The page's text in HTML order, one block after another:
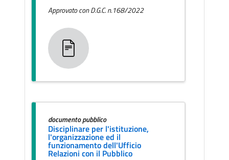
Approvato con D.G.C. n.168/2022
documento pubblico
Disciplinare per l'istituzione,
l'organizzazione ed il
funzionamento dell'Ufficio
Relazioni con il Pubblico